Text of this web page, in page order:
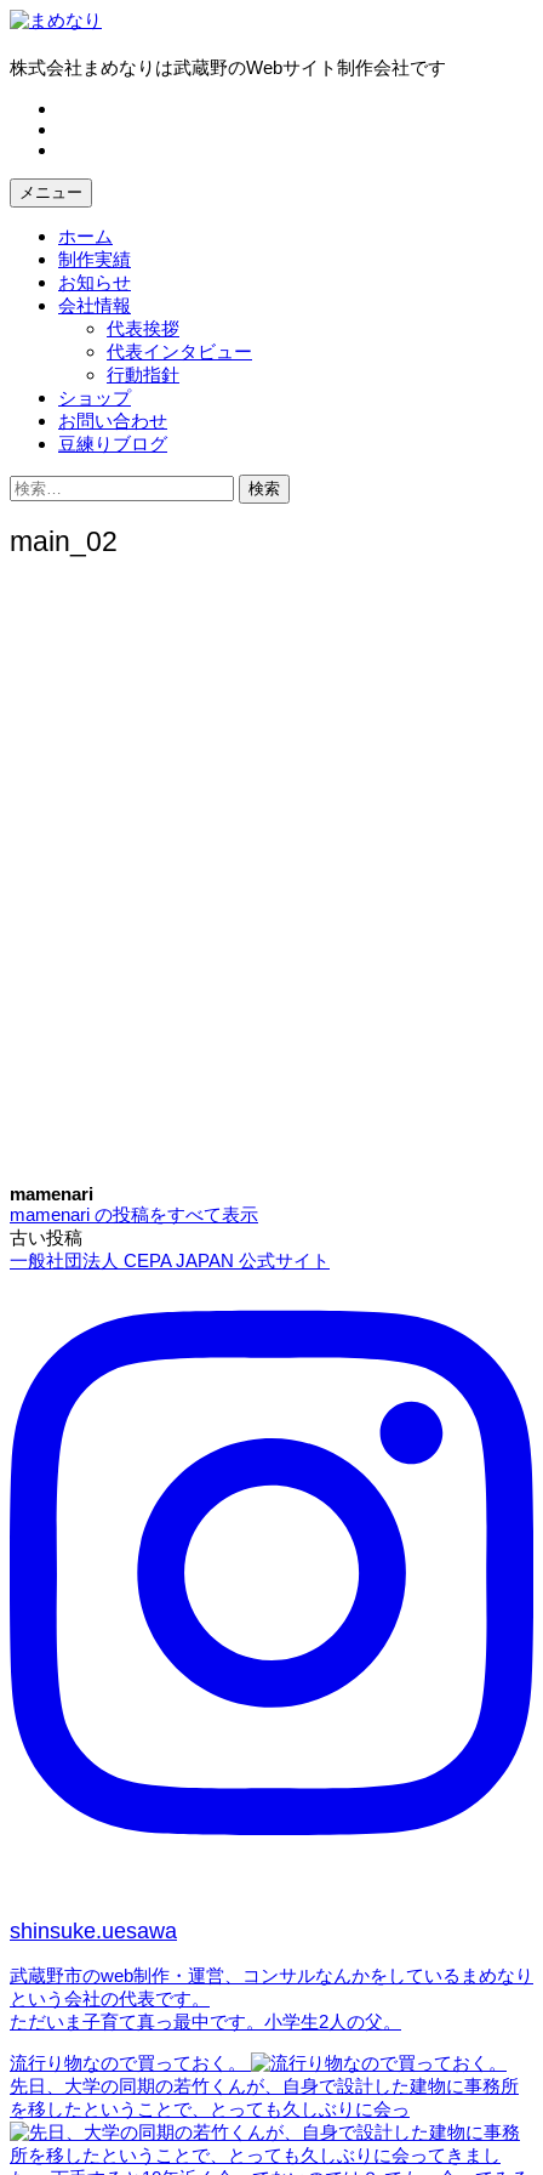
コ
テ
キ
ッ
株式会社まめなりは武蔵野のWebサイト制作会社です
メニュー
ホーム
制作実績
お知らせ
会社情報
代表挨拶
代表インタビュー
行動指針
ショップ
お問い合わせ
豆練りブログ
検
索:
main_02
mamenari
mamenari の投稿をすべて表示
投
ゲ
ー
シ
ョ
古い投稿
一般社団法人 CEPA JAPAN 公式サイト
shinsuke.uesawa
武蔵野市のweb制作・運営、コンサルなんかをしているまめなり
という会社の代表です。
ただいま子育て真っ最中です。小学生2人の父。
流行り物なので買っておく。
先日、大学の同期の若竹くんが、自身で設計した建物に事務所
を移したということで、とっても久しぶりに会っ